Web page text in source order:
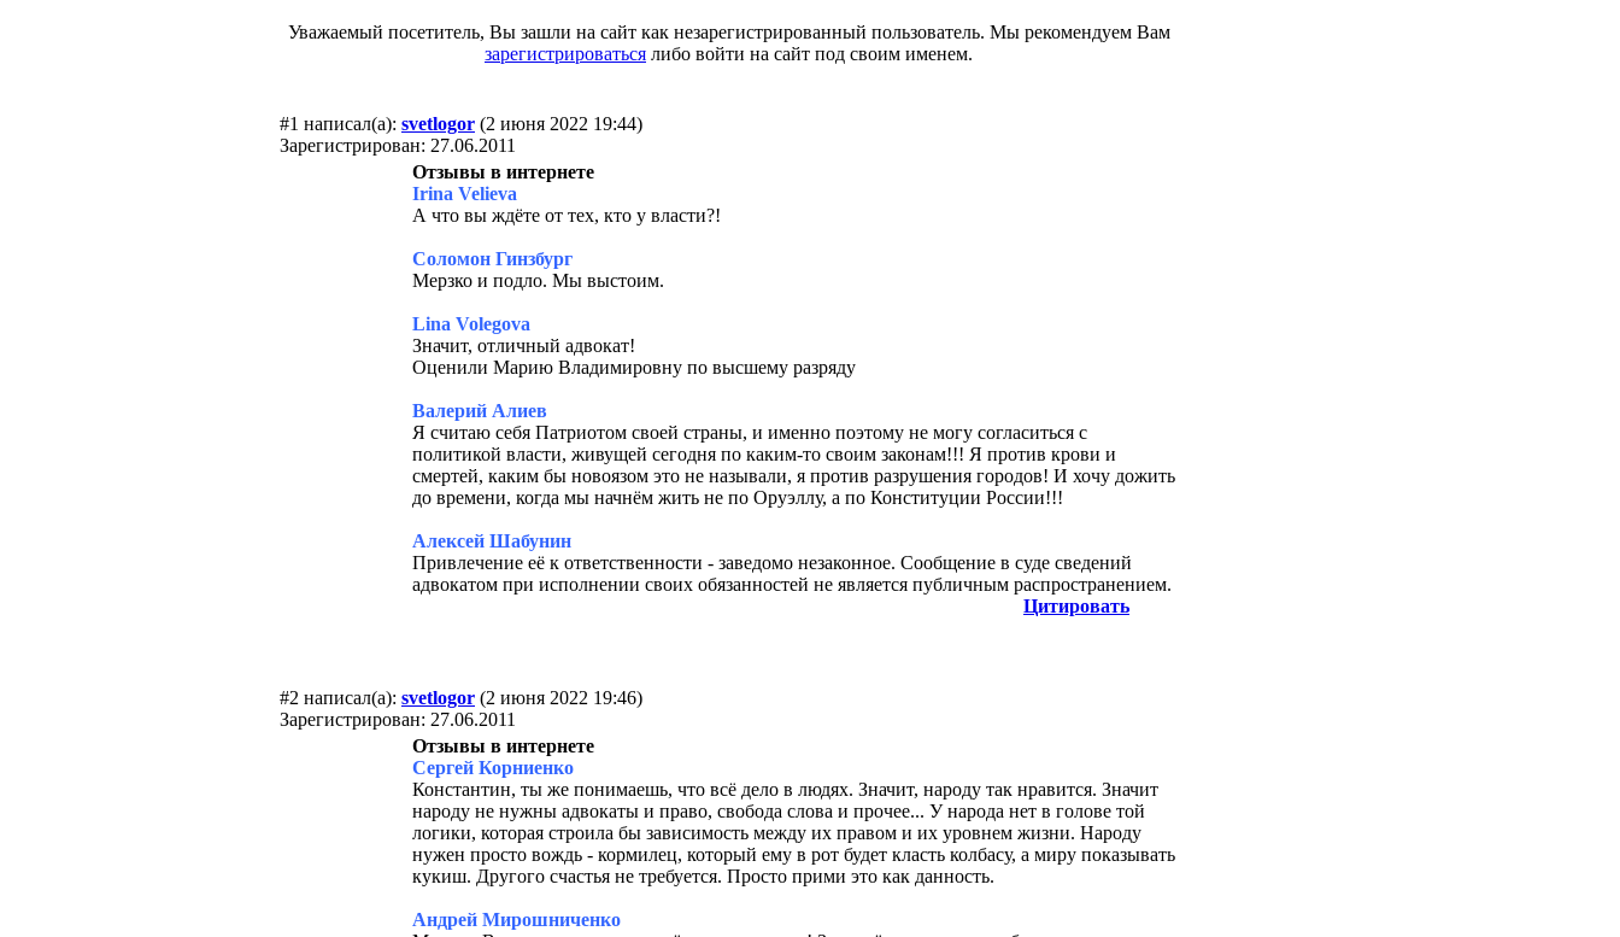
Уважаемый посетитель, Вы зашли на сайт как незарегистрированный пользователь. Мы рекомендуем Вам
зарегистрироваться либо войти на сайт под своим именем.
#1 написал(а): svetlogor (2 июня 2022 19:44)
Зарегистрирован: 27.06.2011
Отзывы в интернете
Irina Velieva
А что вы ждёте от тех, кто у власти?!
Соломон Гинзбург
Мерзко и подло. Мы выстоим.
Lina Volegova
Значит, отличный адвокат!
Оценили Марию Владимировну по высшему разряду
Валерий Алиев
Я считаю себя Патриотом своей страны, и именно поэтому не могу согласиться с
политикой власти, живущей сегодня по каким-то своим законам!!! Я против крови и
смертей, каким бы новоязом это не называли, я против разрушения городов! И хочу дожить
до времени, когда мы начнём жить не по Оруэллу, а по Конституции России!!!
Алексей Шабунин
Привлечение её к ответственности - заведомо незаконное. Сообщение в суде сведений
адвокатом при исполнении своих обязанностей не является публичным распространением.
Цитировать
#2 написал(а): svetlogor (2 июня 2022 19:46)
Зарегистрирован: 27.06.2011
Отзывы в интернете
Сергей Корниенко
Константин, ты же понимаешь, что всё дело в людях. Значит, народу так нравится. Значит
народу не нужны адвокаты и право, свобода слова и прочее... У народа нет в голове той
логики, которая строила бы зависимость между их правом и их уровнем жизни. Народу
нужен просто вождь - кормилец, который ему в рот будет класть колбасу, а миру показывать
кукиш. Другого счастья не требуется. Просто прими это как данность.
Андрей Мирошниченко